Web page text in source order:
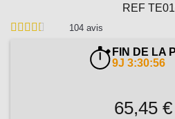
REF
104 avis
FIN DE LA
9J 3:30:55
65,45 €